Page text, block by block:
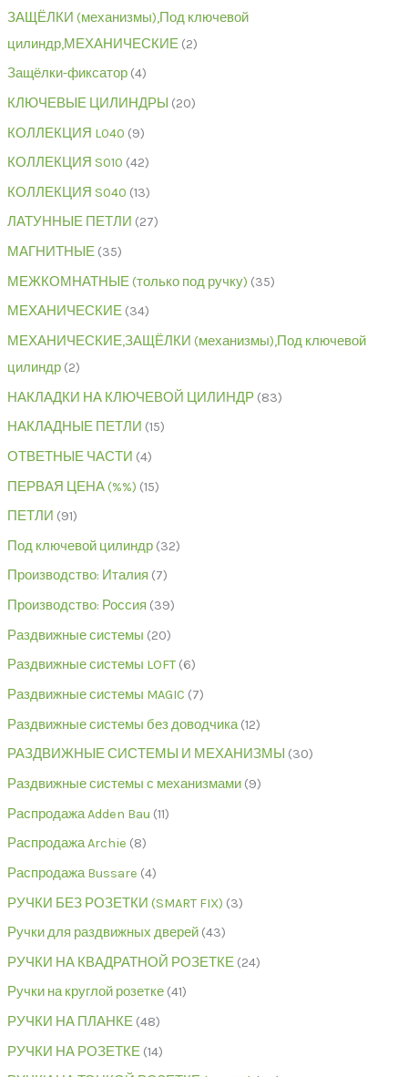
ЗАЩЁЛКИ (механизмы),Под ключевой
цилиндр,МЕХАНИЧЕСКИЕ 2
Защёлки-фиксатор 4
КЛЮЧЕВЫЕ ЦИЛИНДРЫ
20
КОЛЛЕКЦИЯ L040 9
КОЛЛЕКЦИЯ S010 42
КОЛЛЕКЦИЯ S040 13
ЛАТУННЫЕ ПЕТЛИ 27
МАГНИТНЫЕ 35
МЕЖКОМНАТНЫЕ (только под ручку) 35
МЕХАНИЧЕСКИЕ 34
МЕХАНИЧЕСКИЕ,ЗАЩЁЛКИ (механизмы),Под ключевой
цилиндр 2
НАКЛАДКИ НА КЛЮЧЕВОЙ ЦИЛИНДР 83
НАКЛАДНЫЕ ПЕТЛИ 15
ОТВЕТНЫЕ ЧАСТИ 4
ПЕРВАЯ ЦЕНА (%%) 15
ПЕТЛИ 91
Под ключевой цилиндр 32
Производство: Италия 7
Производство: Россия 39
Раздвижные системы 20
Раздвижные системы LOFT 6
Раздвижные системы MAGIC 7
Раздвижные системы без доводчика 12
РАЗДВИЖНЫЕ СИСТЕМЫ И МЕХАНИЗМЫ
30
Раздвижные системы с механизмами 9
Распродажа Adden Bau 11
Распродажа Archie 8
Распродажа Bussare 4
РУЧКИ БЕЗ РОЗЕТКИ (SMART FIX) 3
Ручки для раздвижных дверей 43
РУЧКИ НА КВАДРАТНОЙ РОЗЕТКЕ 24
Ручки на круглой розетке 41
РУЧКИ НА ПЛАНКЕ 48
РУЧКИ НА РОЗЕТКЕ 14